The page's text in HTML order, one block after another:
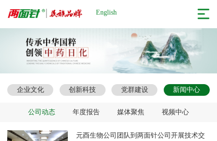
English
企业文化 创新科技 党群建设 新闻中心
公司动态 年度报告 媒体聚焦 视频中心
元酉生物公司团队到两面针公司开展技术交